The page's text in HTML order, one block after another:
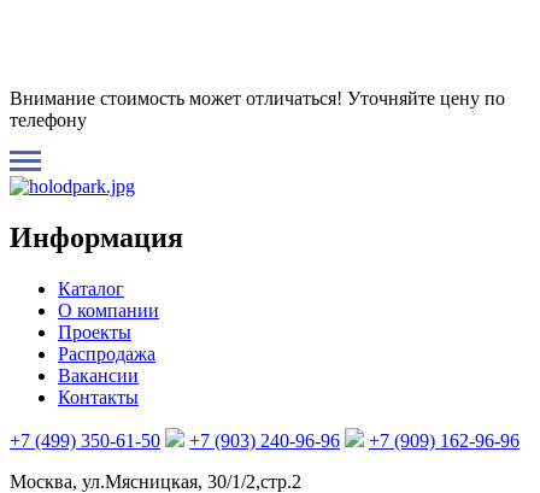
Внимание стоимость может отличаться! Уточняйте цену по
телефону
Информация
Каталог
О компании
Проекты
Распродажа
Вакансии
Контакты
+7 (499) 350-61-50 +7 (903) 240-96-96
+7 (909) 162-96-96
Москва, ул.Мясницкая, 30/1/2,стр.2